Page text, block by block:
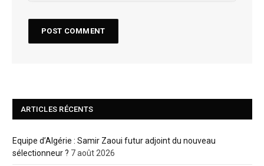
ARTICLES RÉCENTS
Equipe d’Algérie : Samir Zaoui futur adjoint du nouveau
sélectionneur ? 7 août 2026